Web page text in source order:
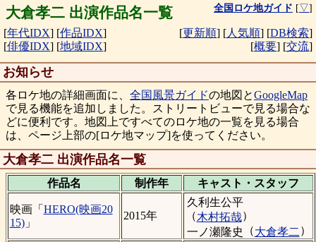
大倉孝二 出演作品名一覧 全国ロケ地ガイド [▽]
[年代IDX] [作品IDX]
[俳優IDX] [地域IDX]
[更新順] [人気順] [DB検索]
[概要] [交流]
お知らせ
各ロケ地の詳細画面に、 全国風景ガイドの地図とGoogleMap
で見る機能を追加しました。ストリートビューで見る場合な
どに便利です。地図上ですべてのロケ地の一覧を見る場合
は、ページ上部の[ロケ地マップ]を使ってください。
大倉孝二 出演作品名一覧
作品名 制作年 キャスト・ スタッフ
映画「 HERO(映画20
15)」
2015年
久利生公平
（木村拓哉）
一ノ瀬隆史 （大倉孝二 ）